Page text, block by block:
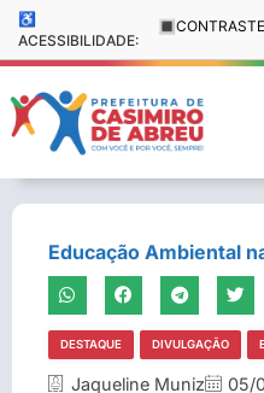
♿
ACESSIBILIDADE:
🔳 CONTRASTE
Educação Ambiental
DESTAQUE DIVULGAÇÃO
Jaqueline Muniz 05/